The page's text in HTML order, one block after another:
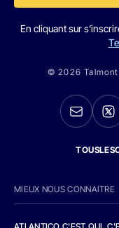
En cliquant sur
© 2026
MIEUX NOUS CONNAITRE